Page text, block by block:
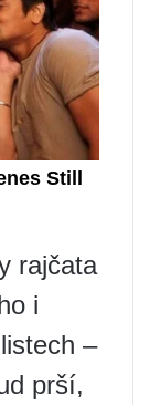
rajčata
i
–
prší,